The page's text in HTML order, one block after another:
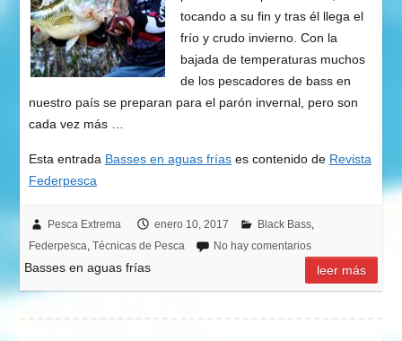
tocando a su fin y tras él llega el
frío y crudo invierno. Con la
bajada de temperaturas muchos
de los pescadores de bass en
nuestro país se preparan para el parón invernal, pero son
cada vez más …
Esta entrada Basses en aguas fríases contenido de Revista
Federpesca
Pesca Extrema enero 10, 2017 Black Bass,
Federpesca Técnicas de Pesca No hay comentarios
Basses en aguas frías leer más